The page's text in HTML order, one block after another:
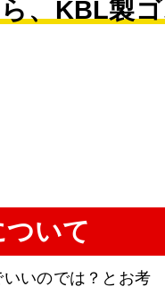
、KBL製
いて
いのでは？とお考